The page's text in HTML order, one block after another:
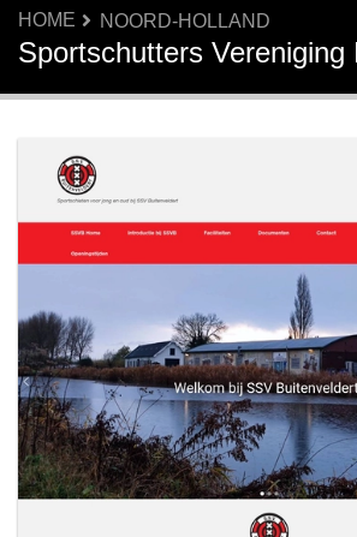
HOME NOORD-HOLLAND
Sportschutters Vereniging